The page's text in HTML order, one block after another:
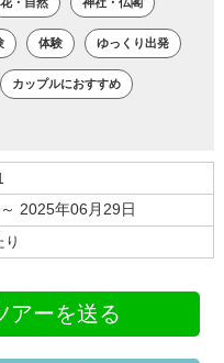
体験 ゆっくり出発
カップルにおすすめ
2025年06月29日
り
アーを送る